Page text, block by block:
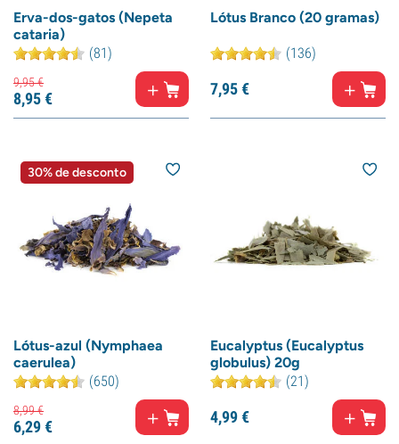
Erva-dos-gatos (Nepeta
cataria)
(81)
9,95€
8,95€
Lótus Branco (20 gramas)
(136)
7,95€
30% de desconto
Lótus-azul (Nymphaea
caerulea)
(650)
8,99€
6,29€
Eucalyptus (Eucalyptus
globulus) 20g
(21)
4,99€